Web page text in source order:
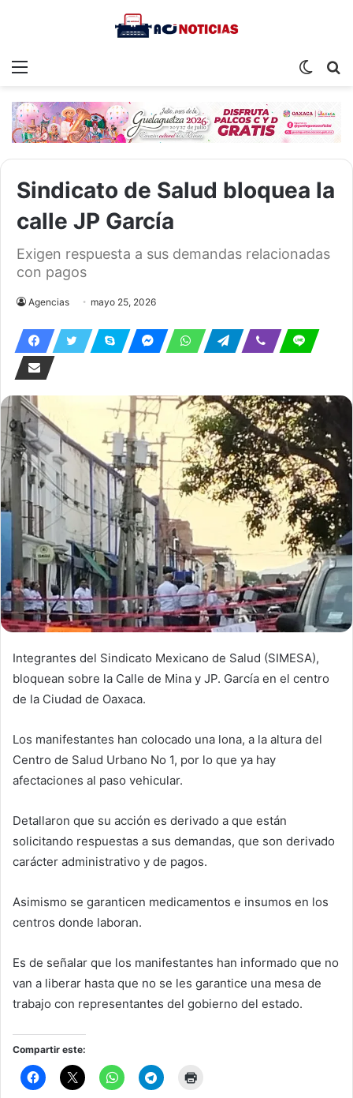
Menu
Switch
Sindicato de Salud bloquea la
calle JP García
Exigen respuesta a sus demandas relacionadas
con pagos
Agencias mayo 25, 2026
Integrantes del Sindicato Mexicano de Salud (SIMESA),
bloquean sobre la Calle de Mina y JP. García en el centro
de la Ciudad de Oaxaca.
Los manifestantes han colocado una lona, a la altura del
Centro de Salud Urbano No 1, por lo que ya hay
afectaciones al paso vehicular.
Detallaron que su acción es derivado a que están
solicitando respuestas a sus demandas, que son derivado
carácter administrativo y de pagos.
Asimismo se garanticen medicamentos e insumos en los
centros donde laboran.
Es de señalar que los manifestantes han informado que no
van a liberar hasta que no se les garantice una mesa de
trabajo con representantes del gobierno del estado.
Compartir este: